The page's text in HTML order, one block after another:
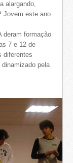
alargando,
Jovem este ano
deram formação
7 e 12 de
diferentes
pela